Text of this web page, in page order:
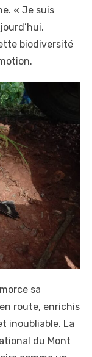
« Je suis
biodiversité
sa
route, enrichis
inoubliable. La
du Mont